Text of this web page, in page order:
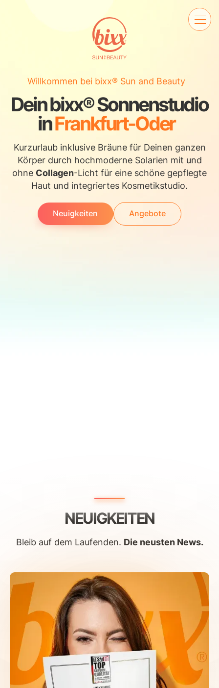
Willkommen bei bixx® Sun and Beauty
Dein bixx® Sonnenstudio
inFrankfurt-Oder
Kurzurlaub inklusive Bräune für Deinen ganzen
Körper durch hochmoderne Solarien mit und
ohne Collagen-Licht für eine schöne gepflegte
Haut und integriertes Kosmetikstudio.
Neuigkeiten Angebote
NEUIGKEITEN
Bleib auf dem Laufenden. Die neusten News.